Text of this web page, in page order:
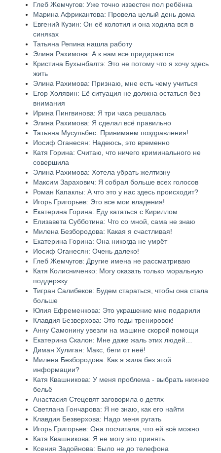
Глеб Жемчугов: Уже точно известен пол ребёнка
Марина Африкантова: Провела целый день дома
Евгений Кузин: Он её колотил и она ходила вся в
синяках
Татьяна Репина нашла работу
Элина Рахимова: А к нам все придираются
Кристина Бухынбалтэ: Это не потому что я хочу здесь
жить
Элина Рахимова: Признаю, мне есть чему учиться
Егор Холявин: Её ситуация не должна остаться без
внимания
Ирина Пингвинова: Я три часа решалась
Элина Рахимова: Я сделал всё правильно
Татьяна Мусульбес: Принимаем поздравления!
Иосиф Оганесян: Надеюсь, это временно
Катя Горина: Считаю, что ничего криминального не
совершила
Элина Рахимова: Хотела убрать желтизну
Максим Зарахович: Я собрал больше всех голосов
Роман Капаклы: А что это у нас здесь происходит?
Игорь Григорьев: Это все мои владения!
Екатерина Горина: Еду кататься с Кириллом
Елизавета Субботина: Что со мной, сама не знаю
Милена Безбородова: Какая я счастливая!
Екатерина Горина: Она никогда не умрёт
Иосиф Оганесян: Очень далеко!
Глеб Жемчугов: Другие имена не рассматриваю
Катя Колисниченко: Могу оказать только моральную
поддержку
Тигран Салибеков: Будем стараться, чтобы она стала
больше
Юлия Ефременкова: Это украшение мне подарили
Клавдия Безверхова: Это годы тренировок!
Анну Самонину увезли на машине скорой помощи
Екатерина Скалон: Мне даже жаль этих людей…
Диман Хулиган: Макс, беги от неё!
Милена Безбородова: Как я жила без этой
информации?
Катя Квашникова: У меня проблема - выбрать нижнее
бельё
Анастасия Стецевят заговорила о детях
Светлана Гончарова: Я не знаю, как его найти
Клавдия Безверхова: Надо меня ругать
Игорь Григорьев: Она посчитала, что ей всё можно
Катя Квашникова: Я не могу это принять
Ксения Задойнова: Было не до телефона